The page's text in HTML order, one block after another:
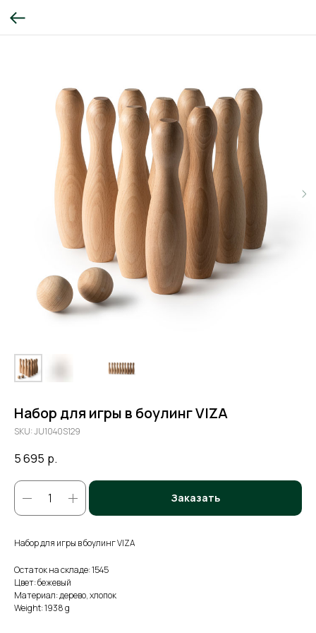
Набор для игры в боулинг VIZA
SKU:JU1040S129
5 695 р.
Заказать
Набор для игры в боулинг VIZA
Остаток на складе: 1545
Цвет: бежевый
Материал: дерево, хлопок
Weight: 1938 g